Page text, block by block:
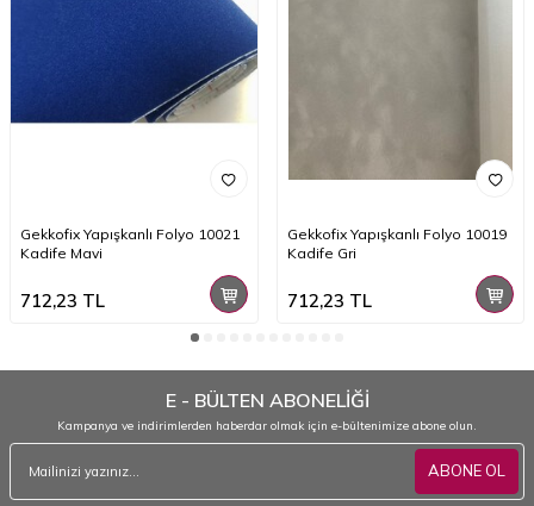
Gekkofix Yapışkanlı Folyo 10021
Kadife Mavi
712,23 TL
Gekkofix Yapışkanlı Folyo 10019
Kadife Gri
712,23 TL
E - BÜLTEN ABONELİĞİ
Kampanya ve indirimlerden haberdar olmak için e-bültenimize abone olun.
ABONE OL